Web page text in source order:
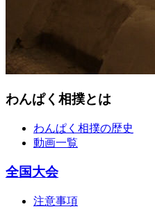
わんぱく相撲とは
わんぱく相撲の歴史
動画一覧
全国大会
注意事項